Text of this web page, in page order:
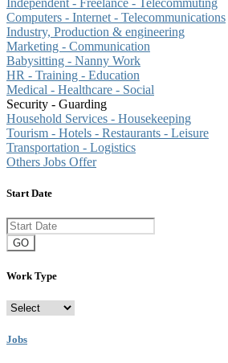
Independent - Freelance - Telecommuting
Computers - Internet - Telecommunications
Industry, Production & engineering
Marketing - Communication
Babysitting - Nanny Work
HR - Training - Education
Medical - Healthcare - Social
Security - Guarding
Household Services - Housekeeping
Tourism - Hotels - Restaurants - Leisure
Transportation - Logistics
Others Jobs Offer
Start Date
GO
Work Type
Jobs